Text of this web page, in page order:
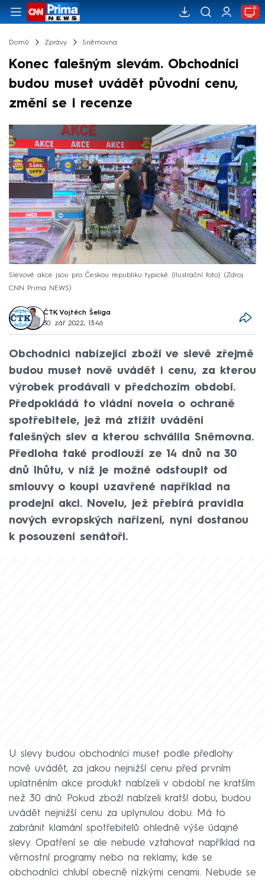
Domů Zprávy Sněmovna
Konec falešným slevám. Obchodníci
budou muset uvádět původní cenu,
změní se i recenze
Slevové akce jsou pro Českou republiku typické. (Ilustrační foto)
Zdroj:
CNN Prima NEWS
ČTK, Vojtěch Šeliga
30. zář 2022, 13:46
Obchodníci nabízející zboží ve slevě zřejmě
budou muset nově uvádět i cenu, za kterou
výrobek prodávali v předchozím období.
Předpokládá to vládní novela o ochraně
spotřebitele, jež má ztížit uvádění
falešných slev a kterou schválila Sněmovna.
Předloha také prodlouží ze 14 dnů na 30
dnů lhůtu, v níž je možné odstoupit od
smlouvy o koupi uzavřené například na
prodejní akci. Novelu, jež přebírá pravidla
nových evropských nařízení, nyní dostanou
k posouzení senátoři.
U slevy budou obchodníci muset podle předlohy
nově uvádět, za jakou nejnižší cenu před prvním
uplatněním akce produkt nabízeli v období ne kratším
než 30 dnů. Pokud zboží nabízeli kratší dobu, budou
uvádět nejnižší cenu za uplynulou dobu. Má to
zabránit klamání spotřebitelů ohledně výše údajné
slevy. Opatření se ale nebude vztahovat například na
věrnostní programy nebo na reklamy, kde se
obchodníci chlubí obecně nízkými cenami. Nebude se